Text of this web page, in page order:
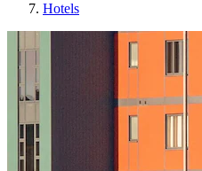
Hotels